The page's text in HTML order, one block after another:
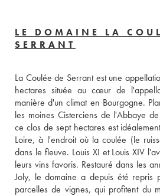
LE DOMAINE LA
SERRANT
La Coulée de Serrant est une
hectares située au cœur de
manière d'un climat en Bourgogne.
les moines Cisterciens de l'Abbaye
ce clos de sept hectares est
Loire, à l'endroit où la coulée (le
dans le fleuve. Louis XI et Louis XIV
leurs vins favoris. Restauré dans les
Joly, le domaine a depuis été repris
parcelles de vignes, qui profitent du